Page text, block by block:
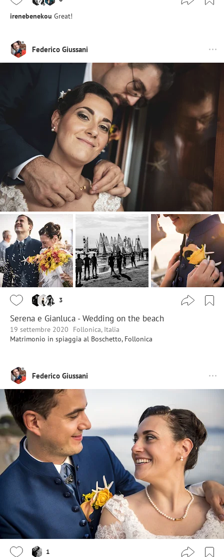
irenebenekou Great!
Federico Giussani
3
Serena e Gianluca - Wedding on the beach
19 settembre 2020
Follonica, Italia
Matrimonio in spiaggia al Boschetto, Follonica
Federico Giussani
1